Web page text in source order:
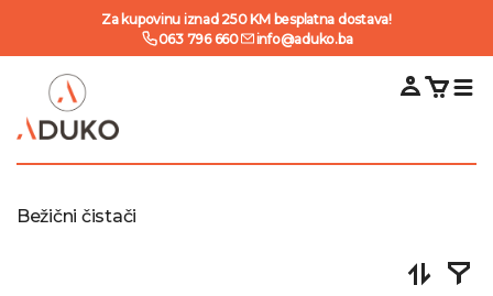
Za kupovinu iznad 250 KM besplatna dostava!
063 796 660
info@aduko.ba
Bežični čistači